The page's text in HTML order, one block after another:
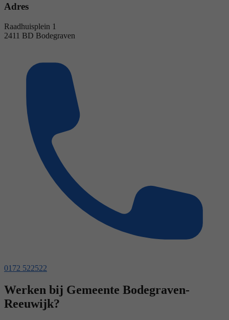
Adres
Raadhuisplein 1
2411 BD Bodegraven
0172 522522
Werken bij Gemeente Bodegraven-
Reeuwijk?